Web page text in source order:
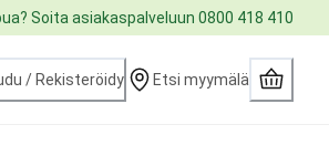
Soita asiakaspalveluun 0800 418 410
/ Rekisteröidy Etsi myymälä